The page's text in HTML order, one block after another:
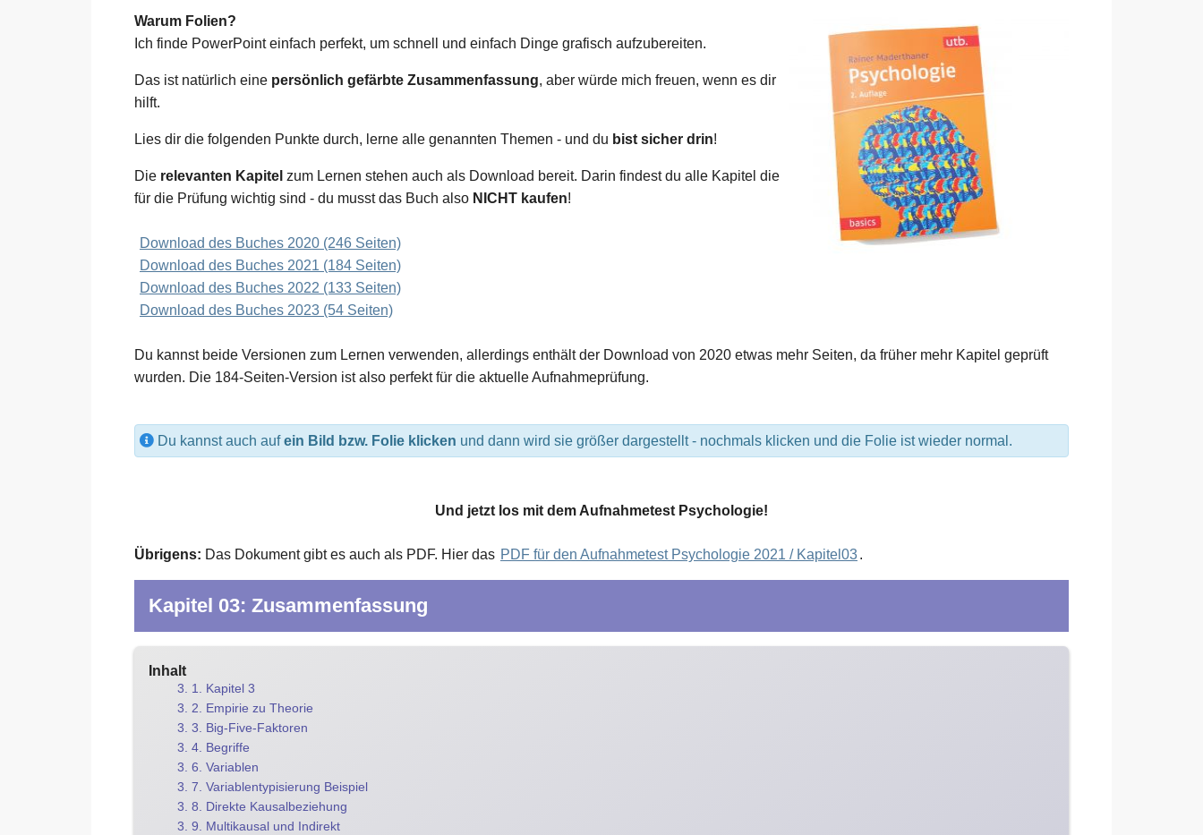
Warum Folien?
Ich finde PowerPoint einfach perfekt, um schnell und einfach Dinge grafisch aufzubereiten.
Das ist natürlich eine persönlich gefärbte Zusammenfassung, aber würde mich freuen, wenn es dir
hilft.
Lies dir die folgenden Punkte durch, lerne alle genannten Themen - und du bist sicher drin!
Die relevanten Kapitel zum Lernen stehen auch als Download bereit. Darin findest du alle Kapitel die
für die Prüfung wichtig sind - du musst das Buch also NICHT kaufen!
Download des Buches 2020 (246 Seiten)
Download des Buches 2021 (184 Seiten)
Download des Buches 2022 (133 Seiten)
Download des Buches 2023 (54 Seiten)
Du kannst beide Versionen zum Lernen verwenden, allerdings enthält der Download von 2020 etwas mehr Seiten, da früher mehr Kapitel geprüft
wurden. Die 184-Seiten-Version ist also perfekt für die aktuelle Aufnahmeprüfung.
Du kannst auch aufein Bild bzw. Folie klicken und dann wird sie größer dargestellt - nochmals klicken und die Folie ist wieder normal.
Und jetzt los mit dem Aufnahmetest Psychologie!
Übrigens: Das Dokument gibt es auch als PDF. Hier das PDF für den Aufnahmetest Psychologie 2021 / Kapitel03.
Kapitel 03: Zusammenfassung
Inhalt
3. 1. Kapitel 3
3. 2. Empirie zu Theorie
3. 3. Big-Five-Faktoren
3. 4. Begriffe
3. 6. Variablen
3. 7. Variablentypisierung Beispiel
3. 8. Direkte Kausalbeziehung
3. 9. Multikausal und Indirekt